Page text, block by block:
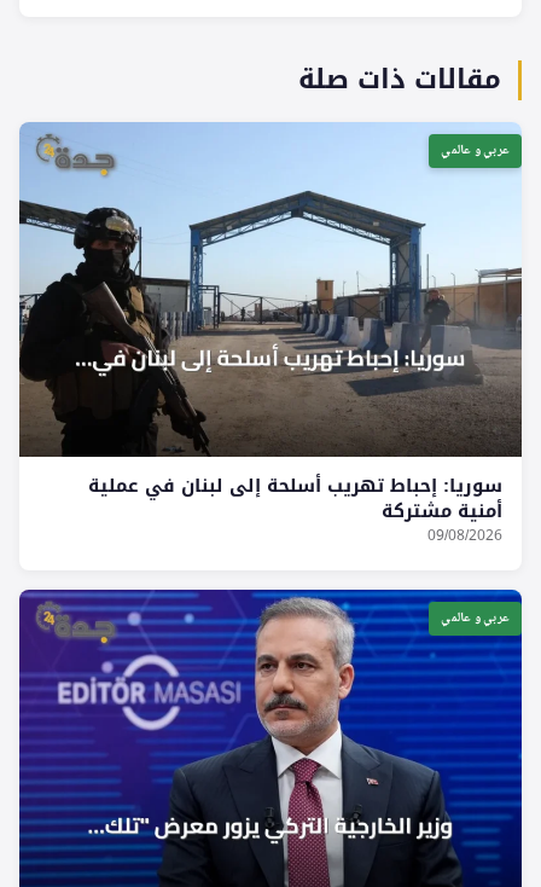
مقالات ذات صلة
عربي و عالمي
سوريا: إحباط تهريب أسلحة إلى لبنان في عملية
أمنية مشتركة
09/08/2026
عربي و عالمي